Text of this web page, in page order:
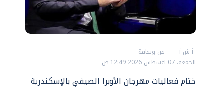
أ ش أ
فن وثقافة
الجمعة، 07 اغسطس 2026 12:49 ص
ختام فعاليات مهرجان الأوبرا الصيفي بالإسكندرية